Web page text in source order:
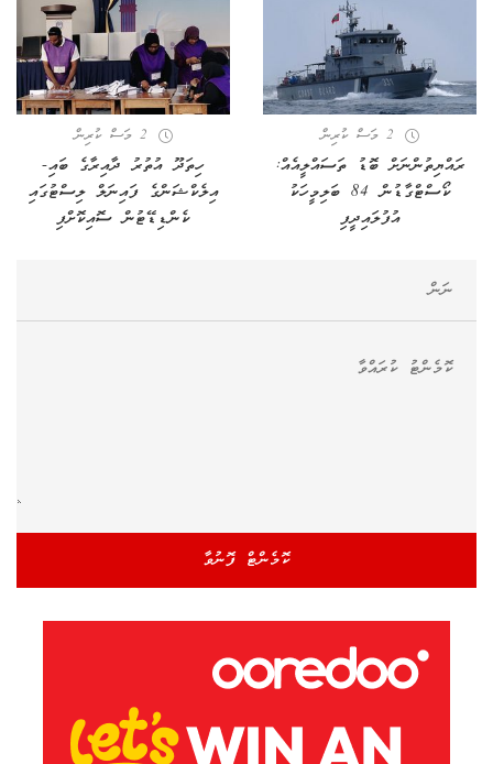
2 މަސް ކުރިން
ރައްޔިތުންނަށް ބޮޑު ތަސައްލީއެއް:
ކޯސްޓްގާޑުން 84 ބަލިމީހަކު
އުފުލައިދީފި
2 މަސް ކުރިން
ހިތަދޫ އުތުރު ދާއިރާގެ ބައި-
އިލެކްޝަންގެ ފައިނަލް ލިސްޓުގައި
ކެންޑިޑޭޓުން ސޮއިކޮށްފި